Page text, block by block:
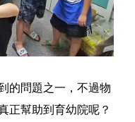
的問題之一，不過物
正幫助到育幼院呢？